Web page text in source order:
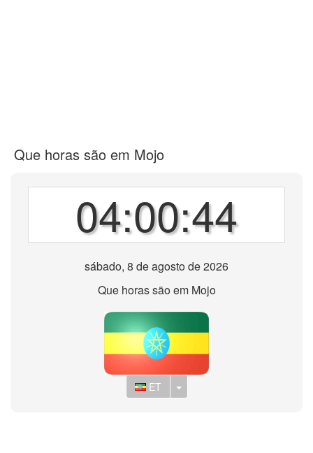
Que horas são em Mojo
04:00:44
sábado, 8 de agosto de 2026
Que horas são em Mojo
ET Toggle Dropdown